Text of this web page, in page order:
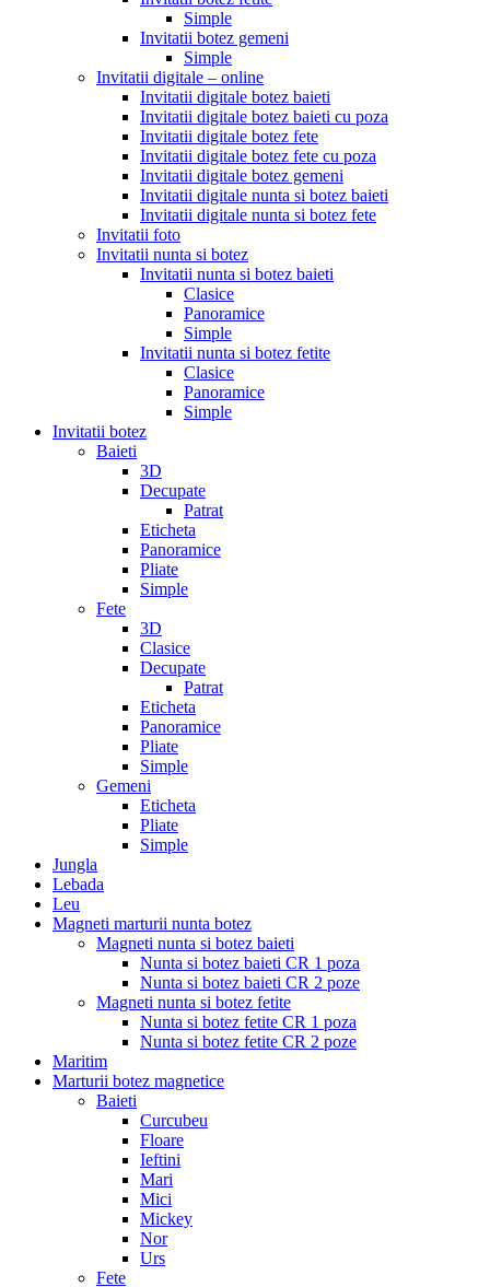
Simple
Invitatii botez gemeni
Simple
Invitatii digitale – online
Invitatii digitale botez baieti
Invitatii digitale botez baieti cu poza
Invitatii digitale botez fete
Invitatii digitale botez fete cu poza
Invitatii digitale botez gemeni
Invitatii digitale nunta si botez baieti
Invitatii digitale nunta si botez fete
Invitatii foto
Invitatii nunta si botez
Invitatii nunta si botez baieti
Clasice
Panoramice
Simple
Invitatii nunta si botez fetite
Clasice
Panoramice
Simple
Invitatii botez
Baieti
3D
Decupate
Patrat
Eticheta
Panoramice
Pliate
Simple
Fete
3D
Clasice
Decupate
Patrat
Eticheta
Panoramice
Pliate
Simple
Gemeni
Eticheta
Pliate
Simple
Jungla
Lebada
Leu
Magneti marturii nunta botez
Magneti nunta si botez baieti
Nunta si botez baieti CR 1 poza
Nunta si botez baieti CR 2 poze
Magneti nunta si botez fetite
Nunta si botez fetite CR 1 poza
Nunta si botez fetite CR 2 poze
Maritim
Marturii botez magnetice
Baieti
Curcubeu
Floare
Ieftini
Mari
Mici
Mickey
Nor
Urs
Fete